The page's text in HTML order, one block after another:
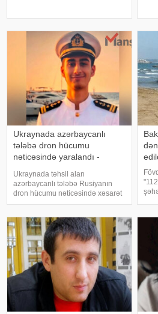
məlumat yayıb. Agentliyin
məlumatına görə, hadis
Ukraynada azərbaycanlı
tələbə dron hücumu
nəticəsində yaralandı -
Ukraynada təhsil alan
azərbaycanlı tələbə Rusiyanın
dron hücumu nəticəsində xəsarət
alıb. mansetaz-a istinadən xəbər
ixtisası üzrə təhsil alan
azərbaycanlı tələbə Əli
Mehdiyev Rusiyanın dro